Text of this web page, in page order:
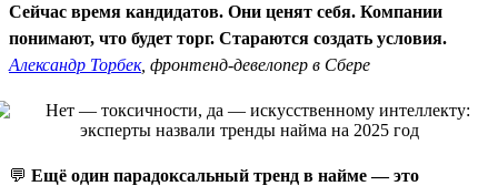
Сейчас время кандидатов. Они ценят себя. Компании
понимают, что будет торг. Стараются создать условия.
Александр Торбек, фронтенд-девелопер в Сбере
💬 Ещё один парадоксальный тренд в найме — это